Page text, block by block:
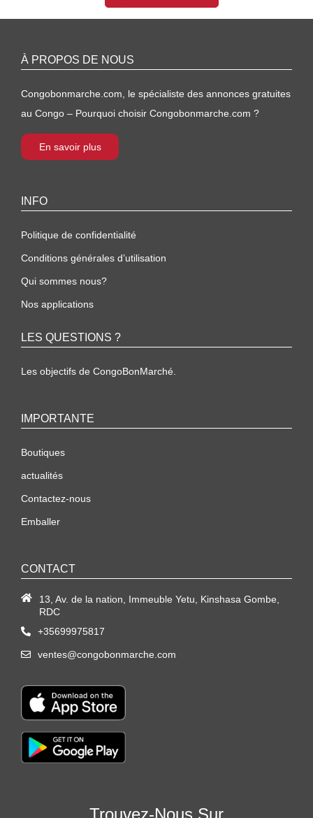
À PROPOS DE NOUS
Congobonmarche.com, le spécialiste des annonces gratuites
au Congo – Pourquoi choisir Congobonmarche.com ?
En savoir plus
INFO
Politique de confidentialité
Conditions générales d’utilisation
Qui sommes nous?
Nos applications
LES QUESTIONS ?
Les objectifs de CongoBonMarché.
IMPORTANTE
Boutiques
actualités
Contactez-nous
Emballer
CONTACT
13, Av. de la nation, Immeuble Yetu, Kinshasa Gombe,
RDC
+35699975817
ventes@congobonmarche.com
Trouvez-Nous Sur